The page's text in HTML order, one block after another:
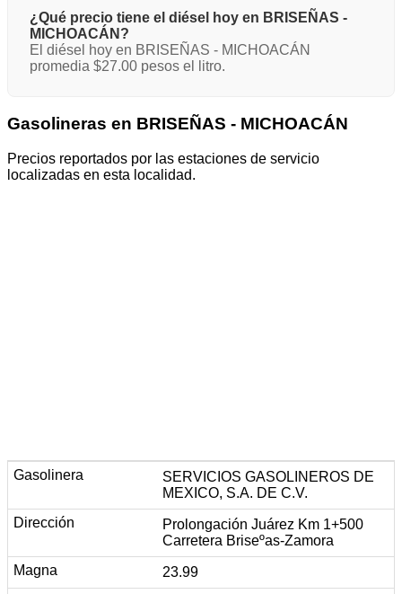
¿Qué precio tiene el diésel hoy en BRISEÑAS -
MICHOACÁN?
El diésel hoy en BRISEÑAS - MICHOACÁN
promedia $27.00 pesos el litro.
Gasolineras en BRISEÑAS - MICHOACÁN
Precios reportados por las estaciones de servicio
localizadas en esta localidad.
SERVICIOS GASOLINEROS DE
MEXICO, S.A. DE C.V.
Prolongación Juárez Km 1+500
Carretera Briseºas-Zamora
23.99